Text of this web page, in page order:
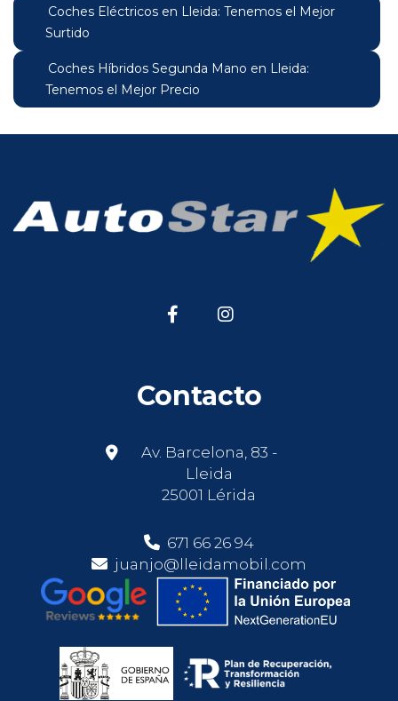
Coches Eléctricos en Lleida: Tenemos el Mejor
Surtido
Coches Híbridos Segunda Mano en Lleida:
Tenemos el Mejor Precio
Contacto
Av. Barcelona, 83 -
Lleida
25001 Lérida
671 66 26 94
juanjo@lleidamobil.com